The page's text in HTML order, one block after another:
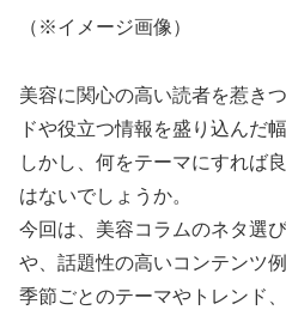
（※イメージ画像）
美容に関心の高い読者を惹き
ドや役立つ情報を盛り込んだ
しかし、何をテーマにすれば
はないでしょうか。
今回は、美容コラムのネタ選
や、話題性の高いコンテンツ
季節ごとのテーマやトレンド